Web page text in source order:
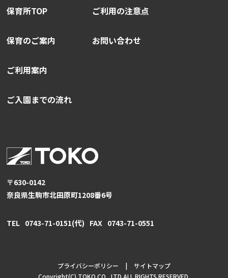
〒630-0142
奈良県生駒市北田原町1208番6号
TEL 0743-71-0151(代) FAX 0743-71-0551
保育所TOP
保育のご案内
ご利用案内
ご入園までの流れ
ご利用の注意点
お問い合わせ
プライバシーポリシー |
サイトマップ